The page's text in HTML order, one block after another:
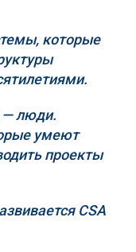
которые
— люди.
умеют
проекты
CSA